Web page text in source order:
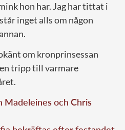
hon har. Jag har tittat i
inget alls om någon
om kronprinsessan
tripp till varmare
Madeleines och Chris